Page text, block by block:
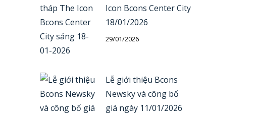
Icon Bcons Center City
18/01/2026
29/01/2026
Lễ giới thiệu Bcons
Newsky và công bố
giá ngày 11/01/2026